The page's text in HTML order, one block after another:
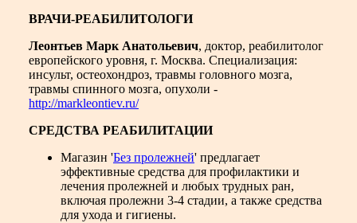
ВРАЧИ-РЕАБИЛИТОЛОГИ
Леонтьев Марк Анатольевич, доктор, реабилитолог
европейского уровня, г. Москва. Специализация:
инсульт, остеохондроз, травмы головного мозга,
травмы спинного мозга, опухоли -
http://markleontiev.ru/
СРЕДСТВА РЕАБИЛИТАЦИИ
Магазин 'Без пролежней' предлагает
эффективные средства для профилактики и
лечения пролежней и любых трудных ран,
включая пролежни 3-4 стадии, а также средства
для ухода и гигиены.